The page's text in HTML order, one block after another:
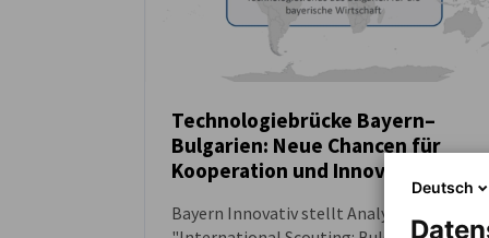
NEUIGKEITEN
Technologiebrücke Bayern–
Bulgarien: Neue Chancen für
Kooperation und Innovation
Bayern Innovativ stellt Analysebericht
Deutsch